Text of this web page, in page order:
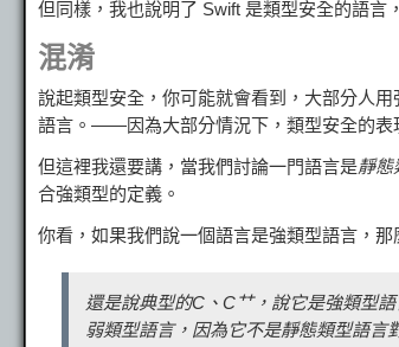
但同樣，我也說明了 Swift 是類型安全的語言
混淆
說起類型安全，你可能就會看到，大部分人
語言。——因為大部分情況下，類型安全的
但這裡我還要講，當我們討論一門語言是靜態
合強類型的定義。
你看，如果我們說一個語言是強類型語言，
還是說典型的C、C艹，說它是強類型
弱類型語言，因為它不是靜態類型語言